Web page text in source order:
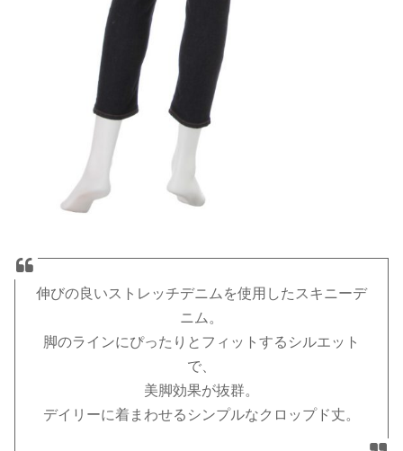
伸びの良いストレッチデニムを使用したスキニーデ
ニム。
脚のラインにぴったりとフィットするシルエット
で、
美脚効果が抜群。
デイリーに着まわせるシンプルなクロップド丈。